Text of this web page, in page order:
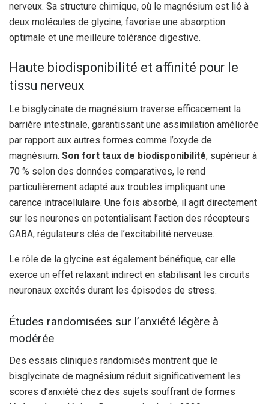
nerveux. Sa structure chimique, où le magnésium est lié à
deux molécules de glycine, favorise une absorption
optimale et une meilleure tolérance digestive.
Haute biodisponibilité et affinité pour le
tissu nerveux
Le bisglycinate de magnésium traverse efficacement la
barrière intestinale, garantissant une assimilation améliorée
par rapport aux autres formes comme l’oxyde de
magnésium. Son fort taux de biodisponibilité, supérieur à
70 % selon des données comparatives, le rend
particulièrement adapté aux troubles impliquant une
carence intracellulaire. Une fois absorbé, il agit directement
sur les neurones en potentialisant l’action des récepteurs
GABA, régulateurs clés de l’excitabilité nerveuse.
Le rôle de la glycine est également bénéfique, car elle
exerce un effet relaxant indirect en stabilisant les circuits
neuronaux excités durant les épisodes de stress.
Études randomisées sur l’anxiété légère à
modérée
Des essais cliniques randomisés montrent que le
bisglycinate de magnésium réduit significativement les
scores d’anxiété chez des sujets souffrant de formes